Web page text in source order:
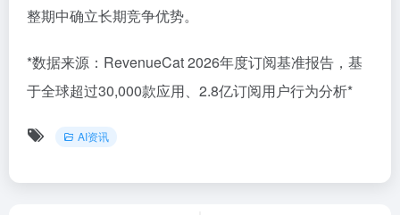
整期中确立长期竞争优势。
*数据来源：RevenueCat 2026年度订阅基准报告，基
于全球超过30,000款应用、2.8亿订阅用户行为分析*
AI资讯